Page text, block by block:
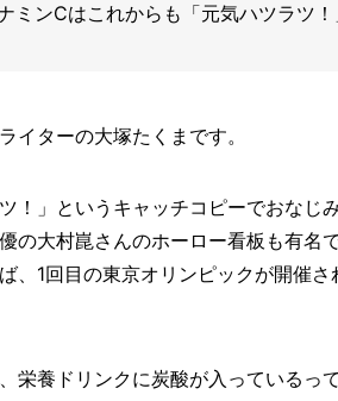
ミンCはこれからも「元気ハツラツ
イターの大塚たくまです。
ツ！」というキャッチコピーでおな
の大村崑さんのホーロー看板も有
、1回目の東京オリンピックが開催
栄養ドリンクに炭酸が入っているっ